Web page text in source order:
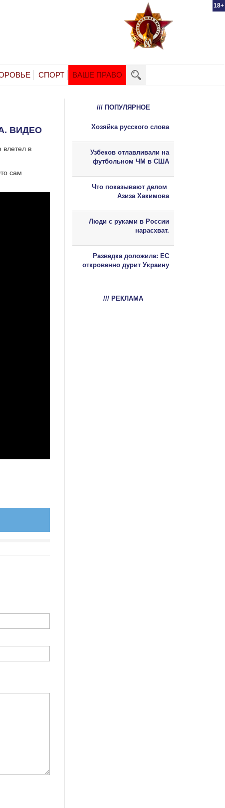
18+
СПОРТ ВАШЕ ПРАВО
ВИДЕО
влетел в
сам
/// ПОПУЛЯРНОЕ
Хозяйка русского слова
Узбеков отлавливали на
футбольном ЧМ в США
Что показывают делом
Азиза Хакимова
Люди с руками в России
нарасхват.
Разведка доложила: ЕС
откровенно дурит Украину
/// РЕКЛАМА